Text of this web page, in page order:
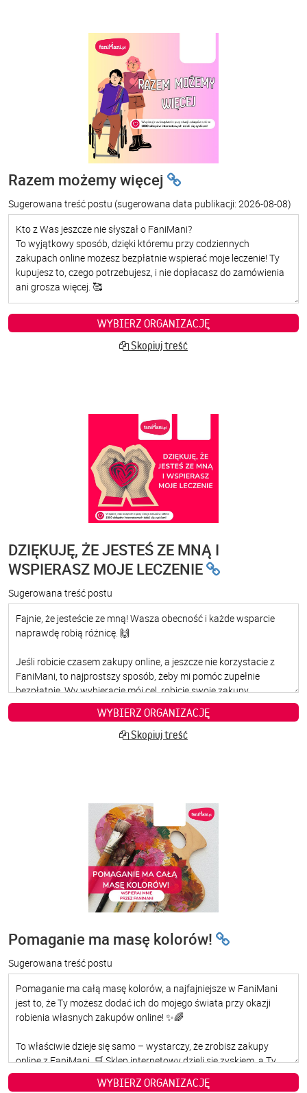
Razem możemy więcej
Sugerowana treść postu (sugerowana data publikacji: 2026-08-08)
WYBIERZ ORGANIZACJĘ
Skopiuj treść
DZIĘKUJĘ, ŻE JESTEŚ ZE MNĄ I
WSPIERASZ MOJE LECZENIE
Sugerowana treść postu
WYBIERZ ORGANIZACJĘ
Skopiuj treść
Pomaganie ma masę kolorów!
Sugerowana treść postu
WYBIERZ ORGANIZACJĘ